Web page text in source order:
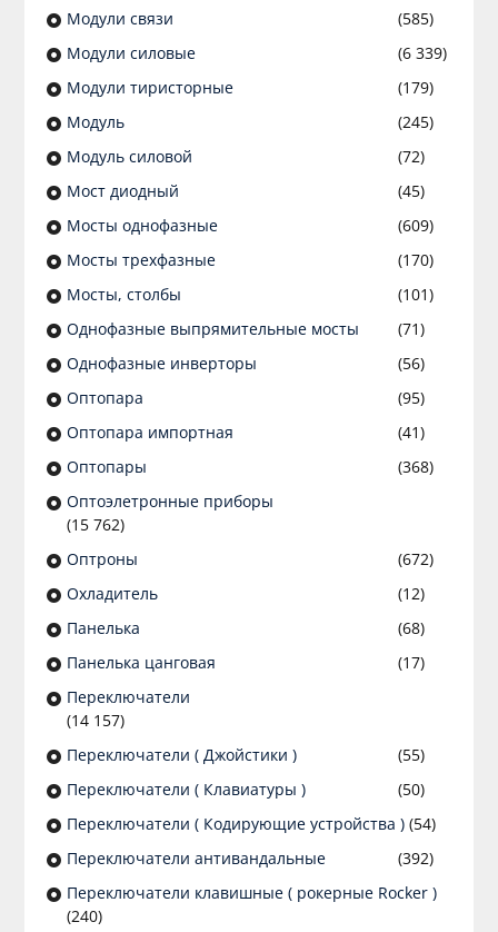
Модули связи
(585)
Модули силовые
(6 339)
Модули тиристорные
(179)
Модуль
(245)
Модуль силовой
(72)
Мост диодный
(45)
Мосты однофазные
(609)
Мосты трехфазные
(170)
Мосты, столбы
(101)
Однофазные выпрямительные мосты
(71)
Однофазные инверторы
(56)
Оптопара
(95)
Оптопара импортная
(41)
Оптопары
(368)
Оптоэлетронные приборы
(15 762)
Оптроны
(672)
Охладитель
(12)
Панелька
(68)
Панелька цанговая
(17)
Переключатели
(14 157)
Переключатели ( Джойстики )
(55)
Переключатели ( Клавиатуры )
(50)
Переключатели ( Кодирующие устройства )(54)
Переключатели антивандальные
(392)
Переключатели клавишные ( рокерные Rocker )
(240)